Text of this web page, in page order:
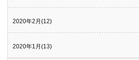
2020年2月(12)
2020年1月(13)